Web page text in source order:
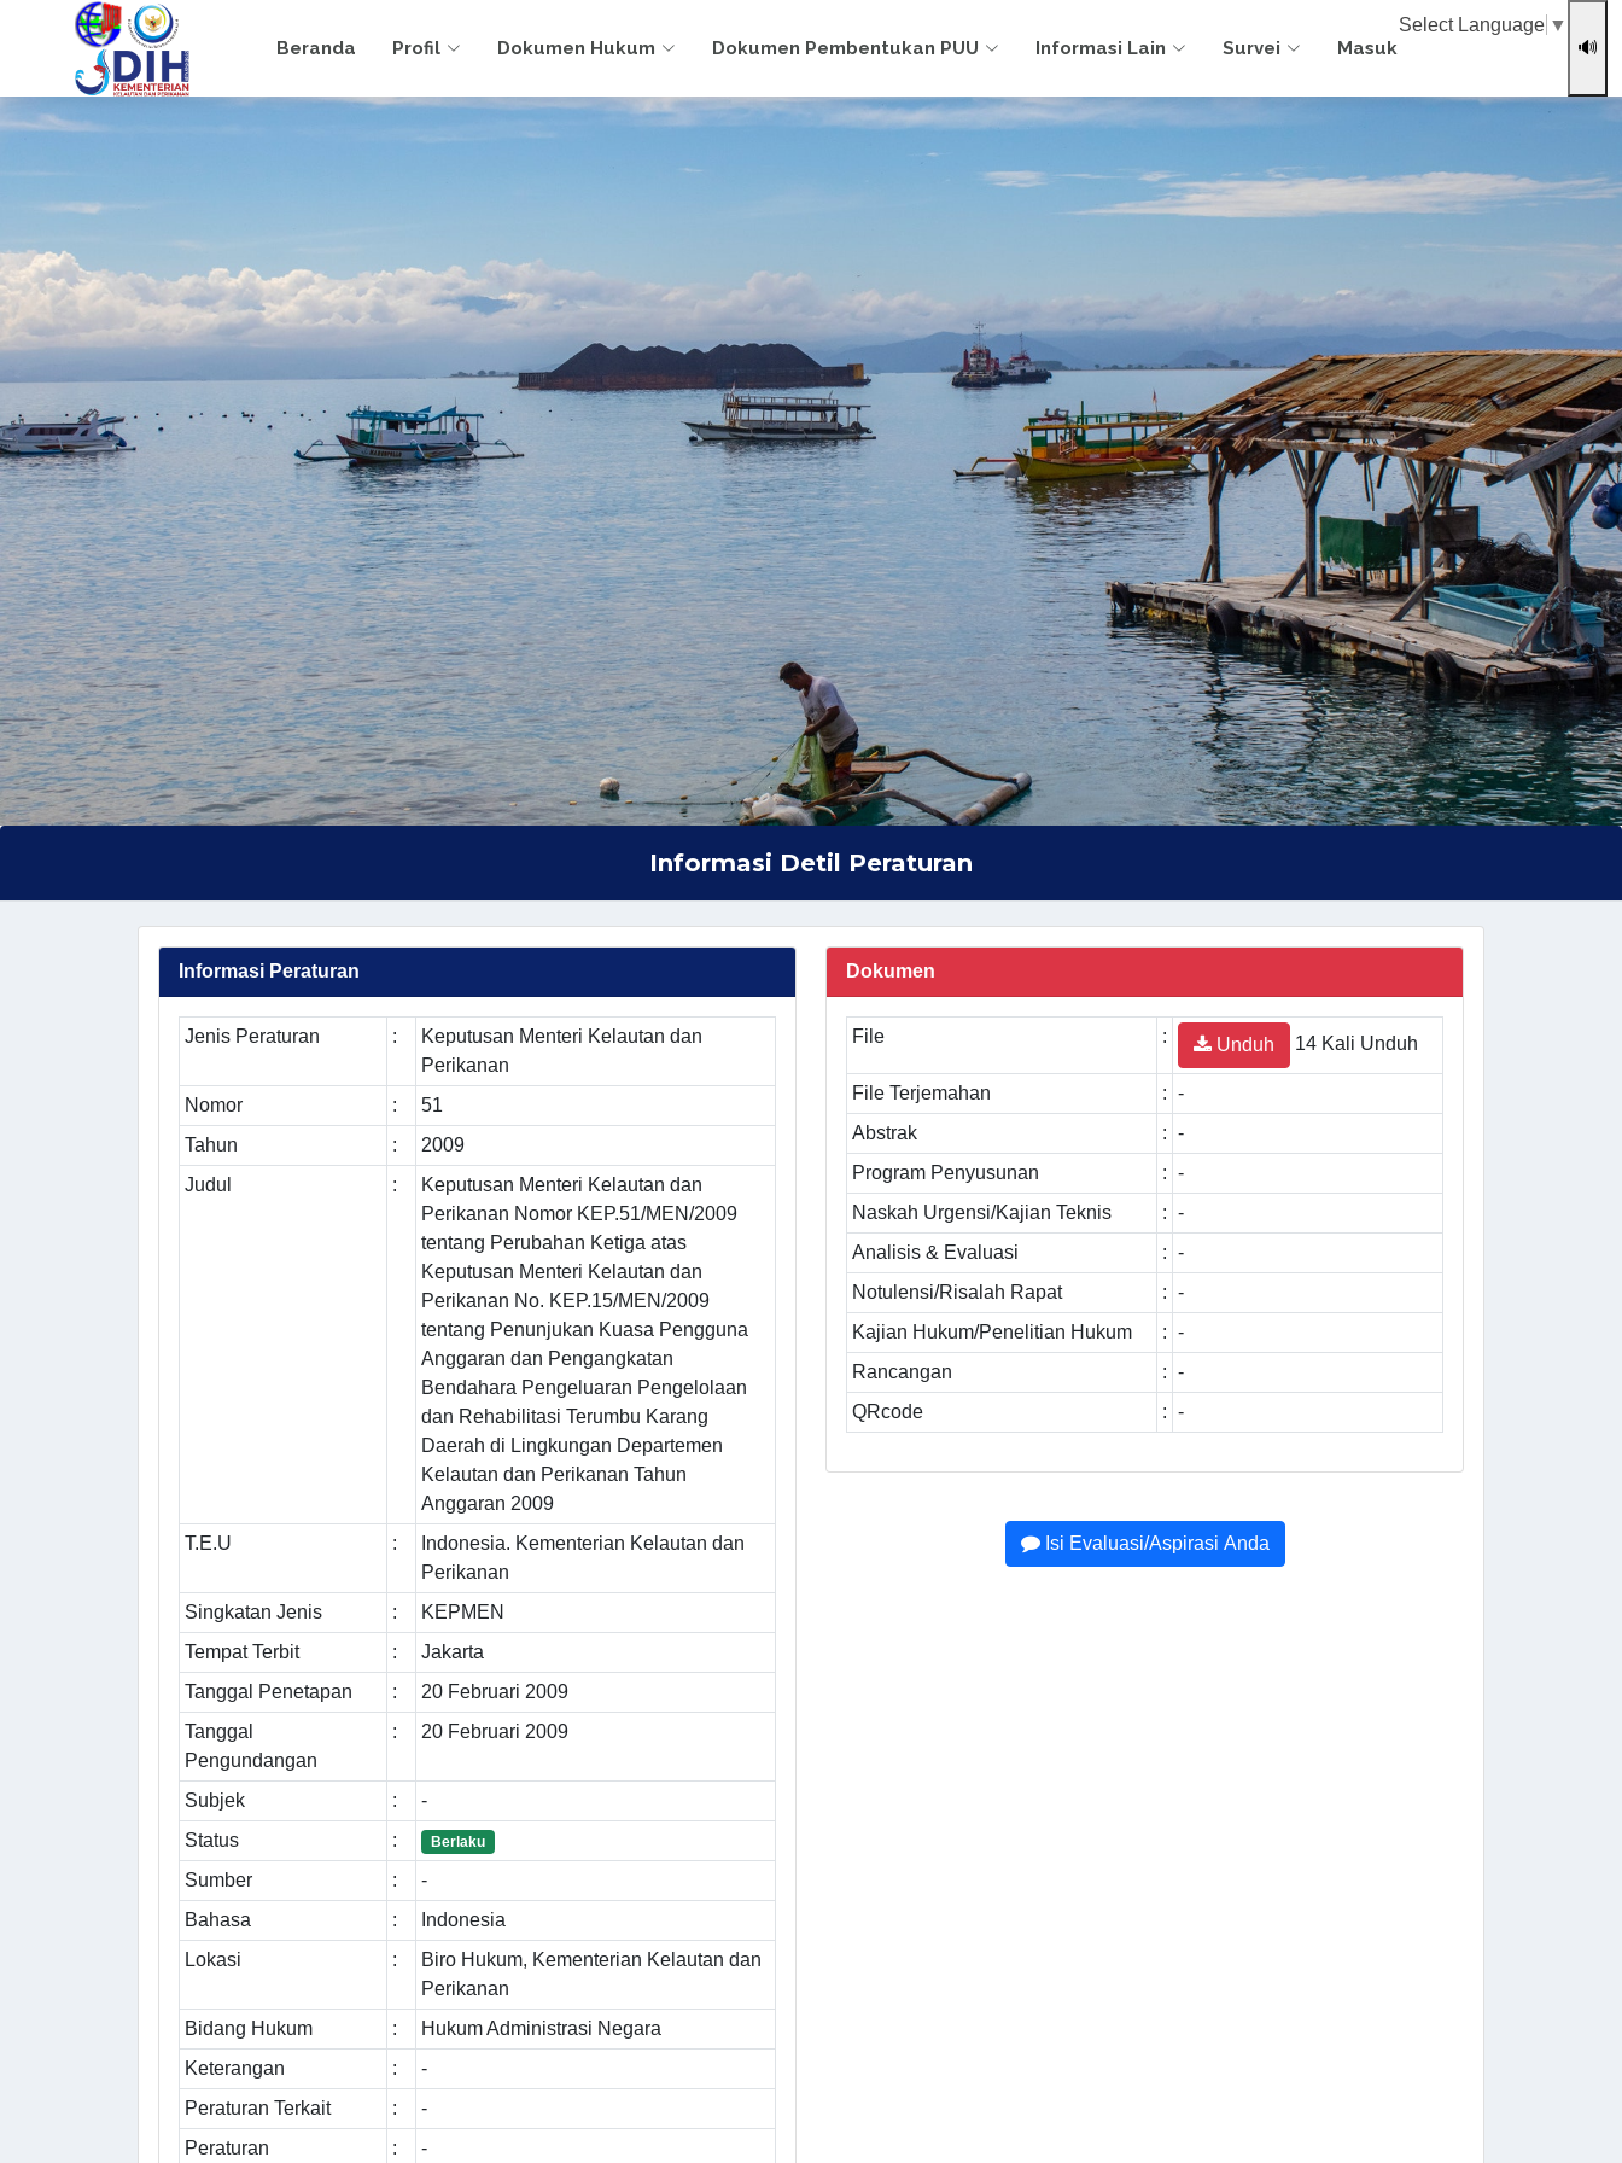
Beranda Profil Dokumen Hukum Dokumen Pembentukan PUU Informasi Lain Survei Masuk
Select Language ▼
🔊
Informasi Detil Peraturan
Informasi Peraturan
Jenis Peraturan :
Keputusan Menteri Kelautan dan
Perikanan
Nomor
:
51
Tahun
:
2009
Judul
:
Keputusan Menteri Kelautan dan
Perikanan Nomor KEP.51/MEN/2009
tentang Perubahan Ketiga atas
Keputusan Menteri Kelautan dan
Perikanan No. KEP.15/MEN/2009
tentang Penunjukan Kuasa Pengguna
Anggaran dan Pengangkatan
Bendahara Pengeluaran Pengelolaan
dan Rehabilitasi Terumbu Karang
Daerah di Lingkungan Departemen
Kelautan dan Perikanan Tahun
Anggaran 2009
T.E.U
:
Indonesia. Kementerian Kelautan dan
Perikanan
Singkatan Jenis
:
KEPMEN
Tempat Terbit
:
Jakarta
Tanggal Penetapan
:
20 Februari 2009
Tanggal
Pengundangan
: 20 Februari 2009
Subjek :
-
Status
: Berlaku
Sumber :
-
Bahasa
:
Indonesia
Lokasi
:
Biro Hukum, Kementerian Kelautan dan
Perikanan
Bidang Hukum
:
Hukum Administrasi Negara
Keterangan
:
-
Peraturan Terkait
:
-
Peraturan
: -
Dokumen
File : Unduh 14 Kali Unduh
File Terjemahan : -
Abstrak
: -
Program Penyusunan
: -
Naskah Urgensi/Kajian Teknis
: -
Analisis & Evaluasi
: -
Notulensi/Risalah Rapat
: -
Kajian Hukum/Penelitian Hukum
: -
Rancangan
: -
QRcode
: -
Isi Evaluasi/Aspirasi Anda